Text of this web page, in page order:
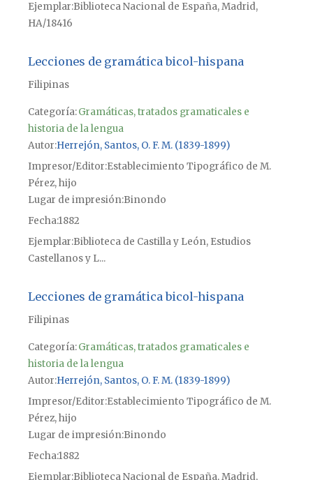
Ejemplar Biblioteca Nacional de España, Madrid,
HA/18416
Lecciones de gramática bicol-hispana
Filipinas
Categoría:Gramáticas, tratados gramaticales e
historia de la lengua
Autor Herrejón, Santos, O. F. M. (1839-1899)
Impresor/Editor Establecimiento Tipográfico de M.
Pérez, hijo
Lugar de impresiónBinondo
Fecha1882
Ejemplar Biblioteca de Castilla y León, Estudios
Castellanos y L...
Lecciones de gramática bicol-hispana
Filipinas
Categoría:Gramáticas, tratados gramaticales e
historia de la lengua
Autor Herrejón, Santos, O. F. M. (1839-1899)
Impresor/Editor Establecimiento Tipográfico de M.
Pérez, hijo
Lugar de impresiónBinondo
Fecha1882
Ejemplar Biblioteca Nacional de España, Madrid,